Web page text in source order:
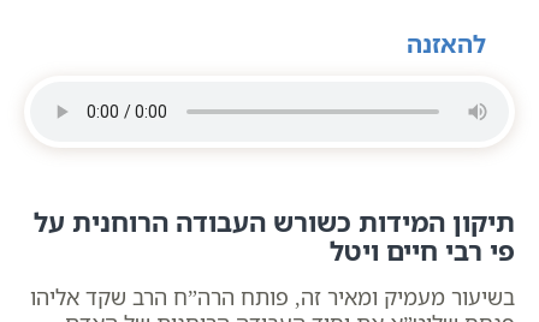
להאזנה
תיקון המידות כשורש העבודה הרוחנית על
פי רבי חיים ויטל
בשיעור מעמיק ומאיר זה, פותח הרה”ח הרב שקד אליהו